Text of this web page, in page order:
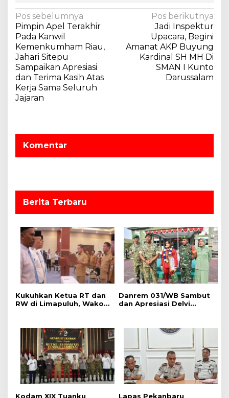
N
a
v
i
g
a
s
p
o
s
Pos sebelumnya
Pimpin Apel Terakhir
Pada Kanwil
Kemenkumham Riau,
Jahari Sitepu
Sampaikan Apresiasi
dan Terima Kasih Atas
Kerja Sama Seluruh
Jajaran
Pos berikutnya
Jadi Inspektur
Upacara, Begini
Amanat AKP Buyung
Kardinal SH MH Di
SMAN I Kunto
Darussalam
Komentar
Berita Terbaru
Kukuhkan Ketua RT dan
RW di Limapuluh, Wako:
Warga
Danrem 031/WB Sambut
dan Apresiasi Delvi
Internasional MMA
Kodam XIX Tuanku Lapas Pekanbaru